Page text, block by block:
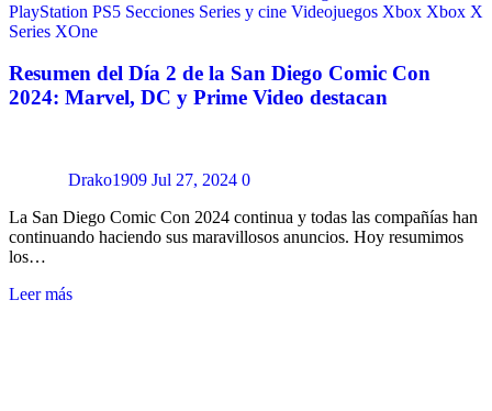
PlayStation PS5 Secciones Series y cine Videojuegos Xbox Xbox X
Series XOne
Resumen del Día 2 de la San Diego Comic Con
2024: Marvel, DC y Prime Video destacan
Drako1909 Jul 27, 2024 0
La San Diego Comic Con 2024 continua y todas las compañías han
continuando haciendo sus maravillosos anuncios. Hoy resumimos
los…
Leer más